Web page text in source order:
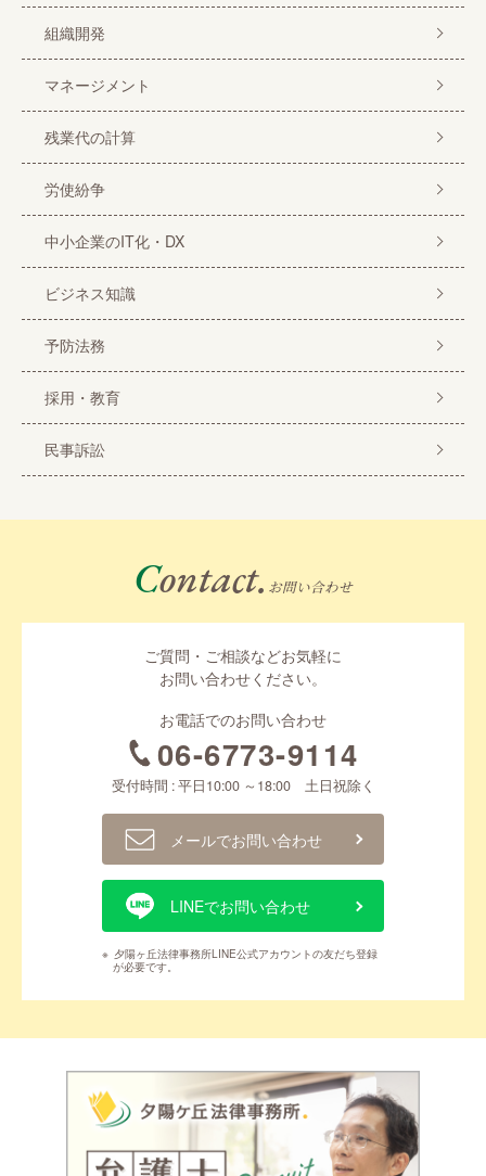
組織開発
マネージメント
残業代の計算
労使紛争
中小企業のIT化・DX
ビジネス知識
予防法務
採用・教育
民事訴訟
Contact. お問い合わせ
ご質問・ご相談などお気軽に
お問い合わせください。
お電話でのお問い合わせ
06-6773-9114
受付時間 : 平日10:00 ～18:00 土日祝除く
メールでお問い合わせ
LINEでお問い合わせ
※ 夕陽ヶ丘法律事務所LINE公式アカウントの友だち登録
が必要です。